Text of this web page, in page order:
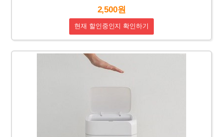
2,500원
현재 할인중인지 확인하기